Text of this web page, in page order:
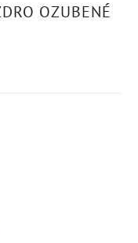
OZUBENÉ